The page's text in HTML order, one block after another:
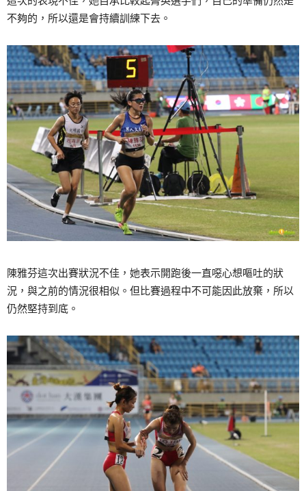
不夠的，所以還是會持續訓練下去。
陳雅芬這次出賽狀況不佳，她表示開跑後一直噁心想嘔吐的狀
況，與之前的情況很相似。但比賽過程中不可能因此放棄，所以
仍然堅持到底。